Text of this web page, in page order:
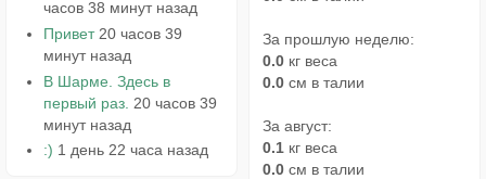
часов 38 минут назад
Привет 20 часов 39
минут назад
В Шарме. Здесь в
первый раз. 20 часов 39
минут назад
:) 1 день 22 часа назад
За прошлую неделю:
0.0 кг веса
0.0 см в талии
За август:
0.1 кг веса
0.0 см в талии